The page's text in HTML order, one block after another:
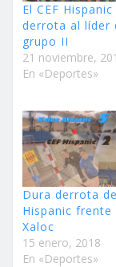
El CEF Hispanic
derrota al líder
grupo II
21 noviembre,
En «Deportes»
Dura derrota
Hispanic frente
Xaloc
15 enero, 2018
En «Deportes»